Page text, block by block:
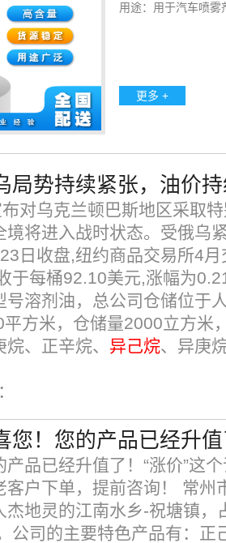
用途：用于汽车喷雾
更多 +
局势持续紧张，油价
对乌克兰顿巴斯地区采取
境将进入战时状态。受俄乌
日收盘,纽约商品交易所4
于每桶92.10美元,涨幅为
号溶剂油，总公司仓储位于
方米，仓储量2000立方米
、正辛烷、 异己烷、异庚
您！您的产品已经升
品已经升值了！“涨价”这
客户下单，提前咨询！ 常州
杰地灵的江南水乡-祝塘镇，
公司的主要特色产品有：正